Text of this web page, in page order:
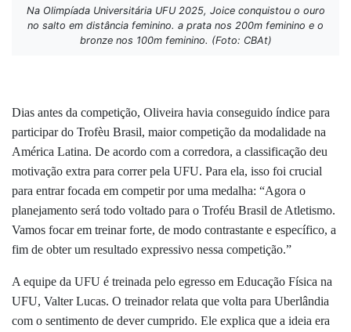
Na Olimpíada Universitária UFU 2025, Joice conquistou o ouro
no salto em distância feminino. a prata nos 200m feminino e o
bronze nos 100m feminino. (Foto: CBAt)
Dias antes da competição, Oliveira havia conseguido índice para
participar do Trofèu Brasil, maior competição da modalidade na
América Latina. De acordo com a corredora, a classificação deu
motivação extra para correr pela UFU. Para ela, isso foi crucial
para entrar focada em competir por uma medalha: “Agora o
planejamento será todo voltado para o Troféu Brasil de Atletismo.
Vamos focar em treinar forte, de modo contrastante e específico, a
fim de obter um resultado expressivo nessa competição.”
A equipe da UFU é treinada pelo egresso em Educação Física na
UFU, Valter Lucas. O treinador relata que volta para Uberlândia
com o sentimento de dever cumprido. Ele explica que a ideia era